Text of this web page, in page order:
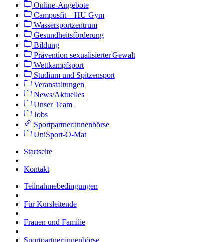
Online-Angebote
Campusfit – HU Gym
Wassersportzentrum
Gesundheitsförderung
Bildung
Prävention sexualisierter Gewalt
Wettkampfsport
Studium und Spitzensport
Veranstaltungen
News/Aktuelles
Unser Team
Jobs
Sportpartner:innenbörse
UniSport-O-Mat
Startseite
Kontakt
Teilnahmebedingungen
Für Kursleitende
Frauen und Familie
Sportpartner:innenbörse